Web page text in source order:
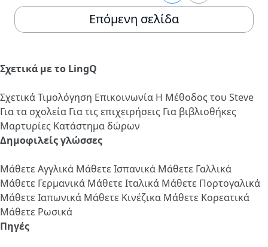
Επόμενη σελίδα
Σχετικά με το LingQ
ΣχετικάΤιμολόγηση Επικοινωνία Η Μέθοδος του Steve
Για τα σχολεία Για τις επιχειρήσεις Για βιβλιοθήκες
Μαρτυρίες Κατάστημα δώρων
Δημοφιλείς γλώσσες
Μάθετε Αγγλικά Μάθετε Ισπανικά Μάθετε Γαλλικά
Μάθετε Γερμανικά Μάθετε Ιταλικά Μάθετε Πορτογαλικά
Μάθετε Ιαπωνικά Μάθετε Κινέζικα Μάθετε Κορεατικά
Μάθετε Ρωσικά
Πηγές